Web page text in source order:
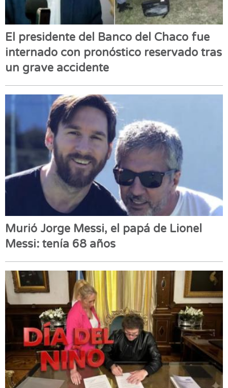
El presidente del Banco del Chaco fue
internado con pronóstico reservado tras
un grave accidente
Murió Jorge Messi, el papá de Lionel
Messi: tenía 68 años